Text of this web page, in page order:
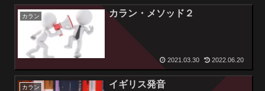
カラン カラン・メソッド２
2021.03.30 2022.06.20
カラン イギリス発音